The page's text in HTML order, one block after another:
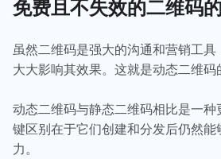
免费且不失效的二维码
虽然二维码是强大的沟通和营销工
大大影响其效果。这就是动态二维码
动态二维码与静态二维码相比是一
键区别在于它们创建和分发后仍然
力。